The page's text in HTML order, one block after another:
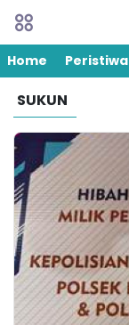
Home Peristiwa
SUKUN